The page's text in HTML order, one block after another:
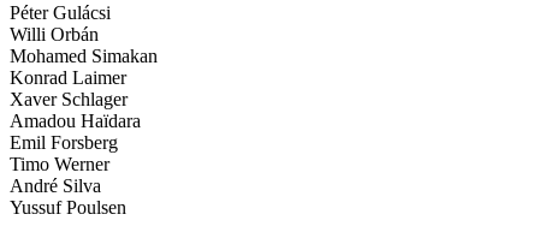
Péter Gulácsi
Willi Orbán
Mohamed Simakan
Konrad Laimer
Xaver Schlager
Amadou Haïdara
Emil Forsberg
Timo Werner
André Silva
Yussuf Poulsen